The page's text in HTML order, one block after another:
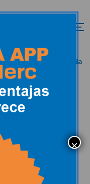
Libros de autoayuda